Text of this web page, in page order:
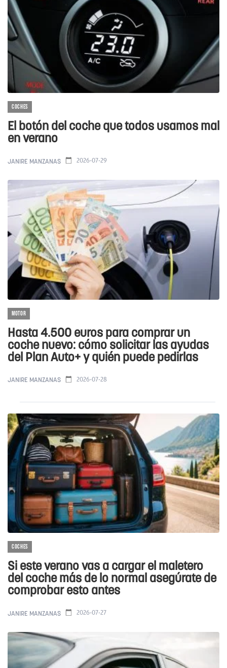
COCHES
El botón del coche que todos usamos mal
en verano
JANIRE MANZANAS 2026-07-29
MOTOR
Hasta 4.500 euros para comprar un
coche nuevo: cómo solicitar las ayudas
del Plan Auto+ y quién puede pedirlas
JANIRE MANZANAS 2026-07-28
COCHES
Si este verano vas a cargar el maletero
del coche más de lo normal asegúrate de
comprobar esto antes
JANIRE MANZANAS 2026-07-27